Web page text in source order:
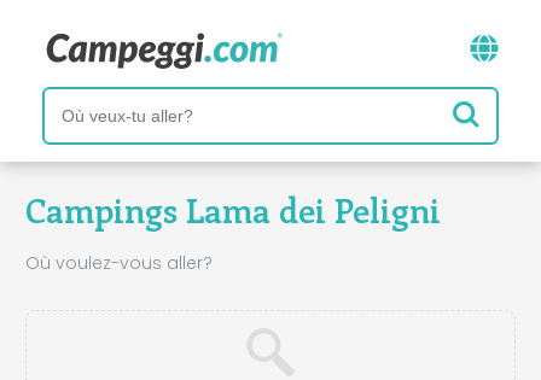
Campings Lama dei Peligni
Où voulez-vous aller?